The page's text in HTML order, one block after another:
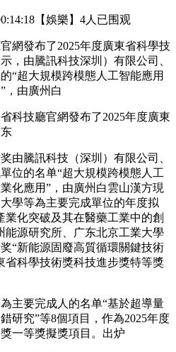
【娛樂】 4人已围观
網發布了2025年度廣東省科學技
，由騰訊科技深圳）有限公司、
“超大規模跨模態人工智能應用
，由廣州白
技廳官網發布了2025年度廣東
由騰訊科技（深圳）有限公司、
位的名单“超大規模跨模態人工
化應用”，由廣州白雲山漢方現
學等為主要完成單位的年度拟
業化突破及其在醫藥工業中的創
能源研究所、广东北京工業大學
“新能源固廢高質循環關鍵技術
省科學技術獎科技進步獎特等獎
要完成人的名单“基於超導量
研究”等8個項目，作為2025年度
一等獎擬獎項目。出炉